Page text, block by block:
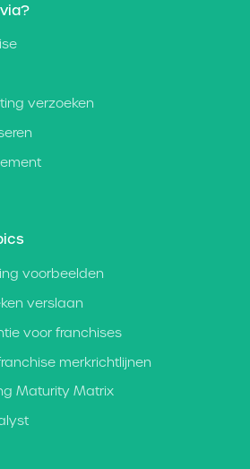
verzoeken
voorbeelden
verslaan
voor franchises
merkrichtlijnen
Maturity Matrix